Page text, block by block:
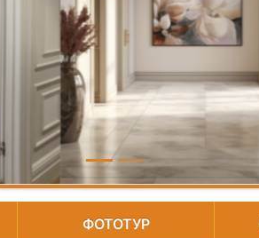
ФОТОТУР